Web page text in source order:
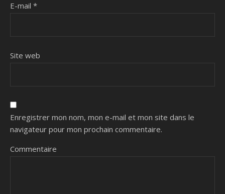
E-mail *
Site web
Enregistrer mon nom, mon e-mail et mon site dans le
navigateur pour mon prochain commentaire.
Commentaire